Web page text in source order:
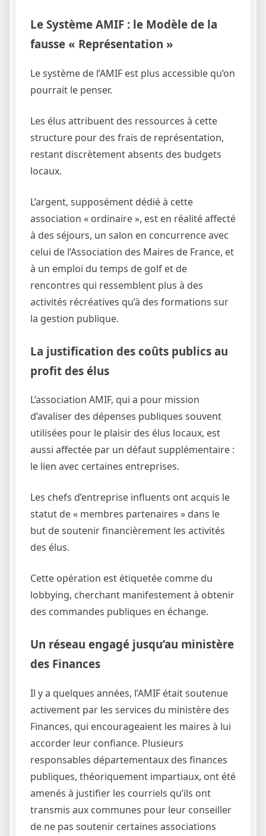
Le Système AMIF : le Modèle de la
fausse « Représentation »
Le système de l’AMIF est plus accessible qu’on
pourrait le penser.
Les élus attribuent des ressources à cette
structure pour des frais de représentation,
restant discrètement absents des budgets
locaux.
L’argent, supposément dédié à cette
association « ordinaire », est en réalité affecté
à des séjours, un salon en concurrence avec
celui de l’Association des Maires de France, et
à un emploi du temps de golf et de
rencontres qui ressemblent plus à des
activités récréatives qu’à des formations sur
la gestion publique.
La justification des coûts publics au
profit des élus
L’association AMIF, qui a pour mission
d’avaliser des dépenses publiques souvent
utilisées pour le plaisir des élus locaux, est
aussi affectée par un défaut supplémentaire :
le lien avec certaines entreprises.
Les chefs d’entreprise influents ont acquis le
statut de « membres partenaires » dans le
but de soutenir financièrement les activités
des élus.
Cette opération est étiquetée comme du
lobbying, cherchant manifestement à obtenir
des commandes publiques en échange.
Un réseau engagé jusqu’au ministère
des Finances
Il y a quelques années, l’AMIF était soutenue
activement par les services du ministère des
Finances, qui encourageaient les maires à lui
accorder leur confiance. Plusieurs
responsables départementaux des finances
publiques, théoriquement impartiaux, ont été
amenés à justifier les courriels qu’ils ont
transmis aux communes pour leur conseiller
de ne pas soutenir certaines associations